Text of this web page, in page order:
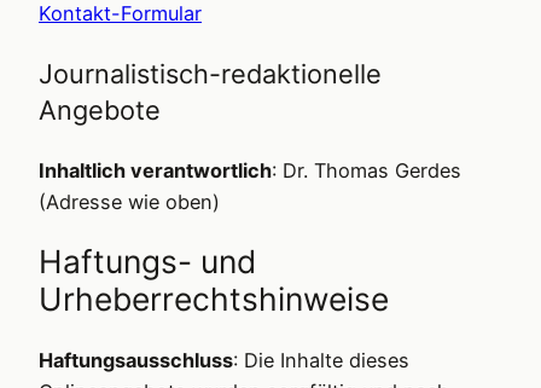
Kontakt-Formular
Journalistisch-redaktionelle
Angebote
Inhaltlich verantwortlich: Dr. Thomas Gerdes
(Adresse wie oben)
Haftungs- und
Urheberrechtshinweise
Haftungsausschluss: Die Inhalte dieses